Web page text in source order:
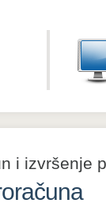
i izvršenje